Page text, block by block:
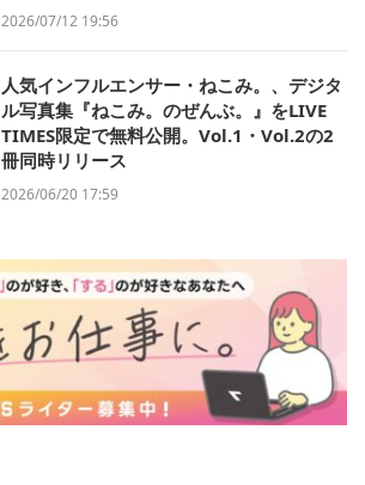
2026/07/12 19:56
人気インフルエンサー・ねこみ。、デジタ
ル写真集『ねこみ。のぜんぶ。』をLIVE
TIMES限定で無料公開。Vol.1・Vol.2の2
冊同時リリース
2026/06/20 17:59